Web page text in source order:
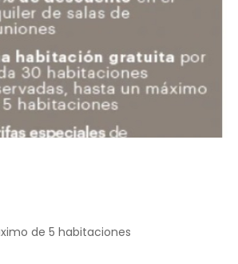
de 5 habitaciones